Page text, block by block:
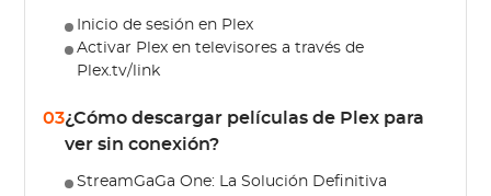
Inicio de sesión en Plex
Activar Plex en televisores a través de
Plex.tv/link
03¿Cómo descargar películas de Plex para
ver sin conexión?
StreamGaGa One: La Solución Definitiva